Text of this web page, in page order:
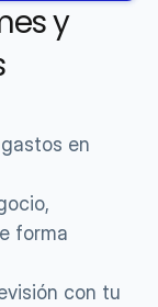
y
en
forma
con tu